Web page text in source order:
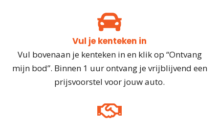
Vul je kenteken in
Vul bovenaan je kenteken in en klik op “Ontvang
mijn bod”. Binnen 1 uur ontvang je vrijblijvend een
prijsvoorstel voor jouw auto.